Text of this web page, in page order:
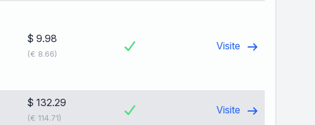
$ 9.98
(€ 8.66)
Visite
$ 132.29
(€ 114.71)
Visite